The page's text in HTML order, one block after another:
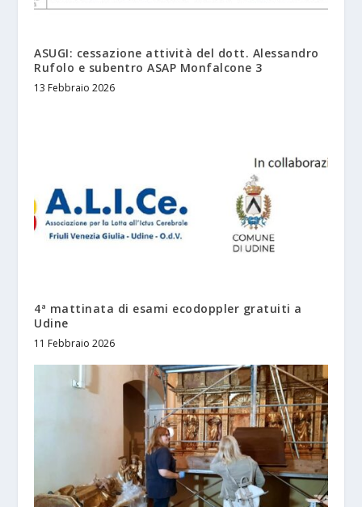
ASUGI: cessazione attività del dott. Alessandro
Rufolo e subentro ASAP Monfalcone 3
13 Febbraio 2026
4ª mattinata di esami ecodoppler gratuiti a
Udine
11 Febbraio 2026